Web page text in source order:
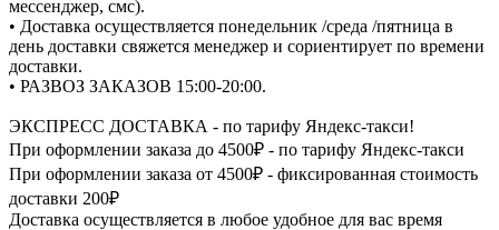
мессенджер, смс).
• Доставка осуществляется понедельник /среда /пятница в
день доставки свяжется менеджер и сориентирует по времени
доставки.
• РАЗВОЗ ЗАКАЗОВ 15:00-20:00.
ЭКСПРЕСС ДОСТАВКА - по тарифу Яндекс-такси!
При оформлении заказа до 4500₽ - по тарифу Яндекс-такси
При оформлении заказа от 4500₽ - фиксированная стоимость
доставки 200₽
Доставка осуществляется в любое удобное для вас время